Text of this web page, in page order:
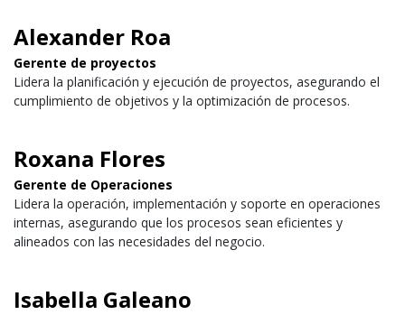
Alexander Roa
Gerente de proyectos
Lidera la planificación y ejecución de proyectos, asegurando el
cumplimiento de objetivos y la optimización de procesos.
Roxana Flores
Gerente de Operaciones
Lidera la operación, implementación y soporte en operaciones
internas, asegurando que los procesos sean eficientes y
alineados con las necesidades del negocio.
Isabella Galeano